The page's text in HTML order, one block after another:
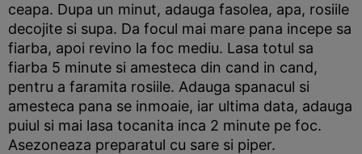
ceapa. Dupa un minut, adauga fasolea, apa, rosiile
decojite si supa. Da focul mai mare pana incepe sa
fiarba, apoi revino la foc mediu. Lasa totul sa
fiarba 5 minute si amesteca din cand in cand,
pentru a faramita rosiile. Adauga spanacul si
amesteca pana se inmoaie, iar ultima data, adauga
puiul si mai lasa tocanita inca 2 minute pe foc.
Asezoneaza preparatul cu sare si piper.